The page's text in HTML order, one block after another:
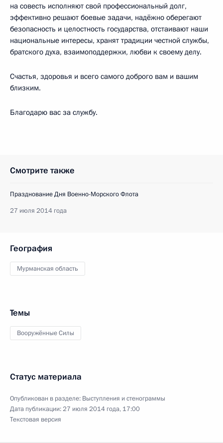
на совесть исполняют свой профессиональный долг,
эффективно решают боевые задачи, надёжно оберегают
безопасность и целостность государства, отстаивают наши
национальные интересы, хранят традиции честной службы,
братского духа, взаимоподдержки, любви к своему делу.
Счастья, здоровья и всего самого доброго вам и вашим
близким.
Благодарю вас за службу.
Смотрите также
Празднование Дня Военно-Морского Флота
27 июля 2014 года
География
Мурманская область
Темы
Вооружённые Силы
Статус материала
Опубликован в разделе: Выступления и стенограммы
Дата публикации:27 июля 2014 года, 17:00
Текстовая версия